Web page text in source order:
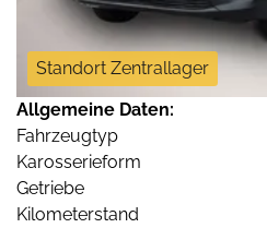
Standort Zentrallager
Allgemeine Daten:
Fahrzeugtyp
Karosserieform
Getriebe
Kilometerstand